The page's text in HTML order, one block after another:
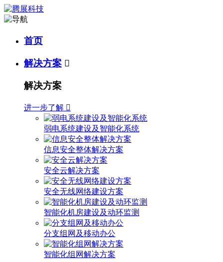
首页
解决方案 
解决方案
进一步了解 
弱电系统建设及智能化系统
信息安全整体解决方案
安全云解决方案
安全无线网络建设方案
智能化机房建设及动环监测
分支组网及移动办公
智能化组网解决方案